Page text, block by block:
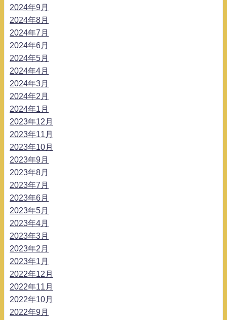
2024年9月
2024年8月
2024年7月
2024年6月
2024年5月
2024年4月
2024年3月
2024年2月
2024年1月
2023年12月
2023年11月
2023年10月
2023年9月
2023年8月
2023年7月
2023年6月
2023年5月
2023年4月
2023年3月
2023年2月
2023年1月
2022年12月
2022年11月
2022年10月
2022年9月